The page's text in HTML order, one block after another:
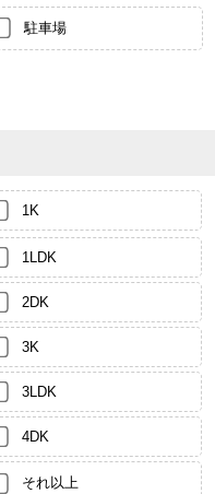
駐車場
1K
1LDK
2DK
3K
3LDK
4DK
それ以上